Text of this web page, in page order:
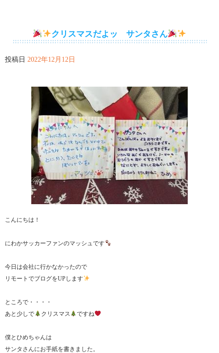
クリスマスだよッ サンタさん
投稿日 2022年12月12日
こんにちは！
にわかサッカーファンのマッシュです
今日は会社に行かなかったので
リモートでブログをUPします
ところで・・・・
あと少しで
クリスマス ですね
僕とひめちゃんは
サンタさんにお手紙を書きました。